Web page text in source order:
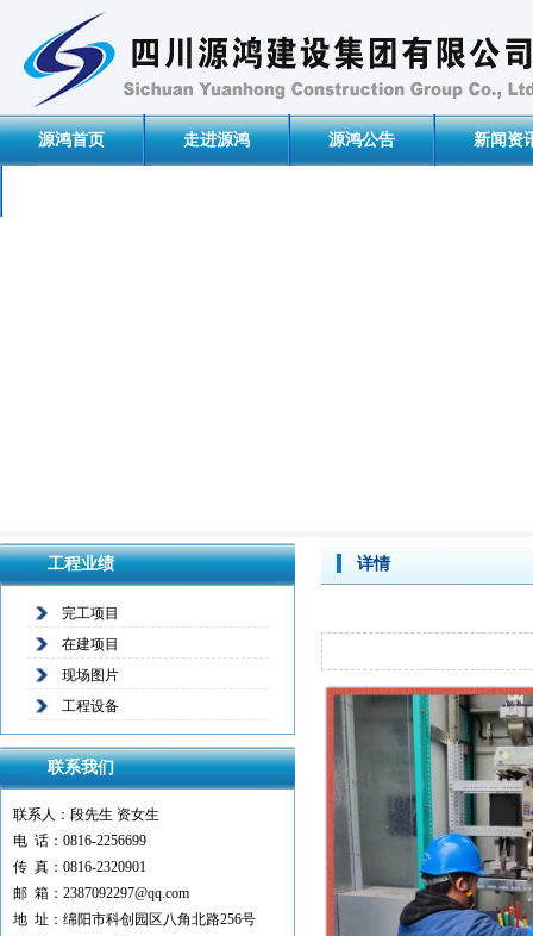
源鸿首页 走进源鸿 源鸿公告 新闻资
工程业绩
完工项目
在建项目
现场图片
工程设备
联系我们
联系人：段先生 资女生
电 话：0816-2256699
传 真：0816-2320901
邮 箱：2387092297@qq.com
地 址：绵阳市科创园区八角北路256号
详情